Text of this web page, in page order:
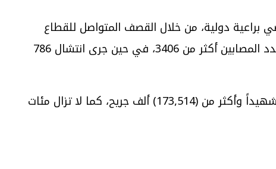
الذي تم التوصل إليه في 11 تشرين الأول/ أكتوبر الماضي براعية دولية، من خلال القصف المتواصل للقطاع
بالطائرات الحربية والمسيرات ومدافع الدبابات ورصاص القناصة، حيث بلغ الشهداء منذ ذلك التاريخ 1053، فيما بلغ عدد المصابين أكثر من 3406، في حين جرى انتشال 786
في حين وصل عدد الشهداء الفلسطينيين منذ السابع من أكتوبر 2023 حتى نهاية حزيران/ يونيو الماضي (73,066) شهيداً وأكثر من (173,514) ألف جريح، كما لا تزال مئات